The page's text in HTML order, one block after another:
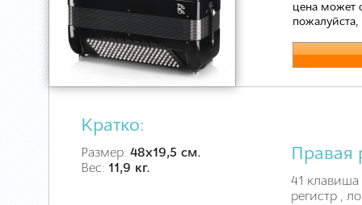
цена может
пожалуйста,
Кратко:
Размер: 48х19,5 см.
Вес: 11,9 кг.
Правая
41 клавиша
регистр ,